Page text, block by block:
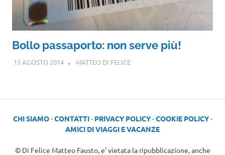
Bollo passaporto: non serve più!
13 AGOSTO 2014 MATTEO DI FELICE
CHI SIAMO-CONTATTI- PRIVACY POLICY-COOKIE POLICY-
AMICI DI VIAGGI E VACANZE
© Di Felice Matteo Fausto, e' vietata la ripubblicazione, anche